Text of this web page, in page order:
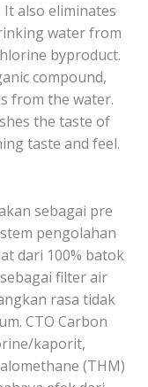
also eliminates
water from
byproduct.
compound,
from the water.
the taste of
taste and feel.
sebagai pre
pengolahan
dari 100% batok
filter air
rasa tidak
CTO Carbon
kaporit,
(THM)